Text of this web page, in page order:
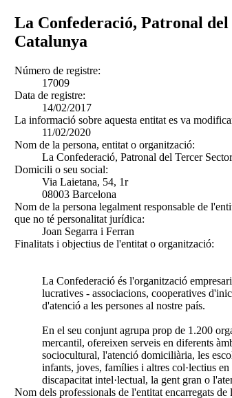
La Confederació, Patronal
Catalunya
Número de registre:
17009
Data de registre:
14/02/2017
La informació sobre aquesta entitat es va
11/02/2020
Nom de la persona, entitat o organització:
La Confederació, Patronal del Tercer
Domicili o seu social:
Via Laietana, 54, 1r
08003 Barcelona
Nom de la persona legalment responsable de
que no té personalitat jurídica:
Joan Segarra i Ferran
Finalitats i objectius de l'entitat o organització:
La Confederació és l'organització
lucratives - associacions, cooperatives
d'atenció a les persones al nostre país.
En el seu conjunt agrupa prop de 1.200
mercantil, ofereixen serveis en diferents
sociocultural, l'atenció domiciliària, les
infants, joves, famílies i altres col·lectius
discapacitat intel·lectual, la gent gran o
Nom dels professionals de l'entitat encarregats